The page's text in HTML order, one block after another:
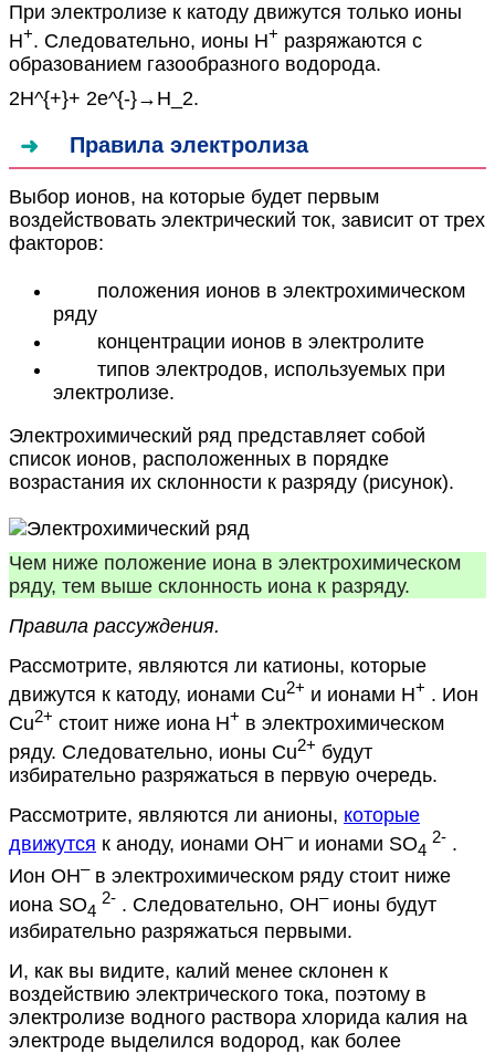
При электролизе к катоду движутся только ионы
Н+. Следовательно, ионы H+ разряжаются с
образованием газообразного водорода.
2H^{+}+ 2e^{-}→H_2.
Правила электролиза
Выбор ионов, на которые будет первым
воздействовать электрический ток, зависит от трех
факторов:
положения ионов в электрохимическом
ряду
концентрации ионов в электролите
типов электродов, используемых при
электролизе.
Электрохимический ряд представляет собой
список ионов, расположенных в порядке
возрастания их склонности к разряду (рисунок).
Чем ниже положение иона в электрохимическом
ряду, тем выше склонность иона к разряду.
Правила рассуждения.
Рассмотрите, являются ли катионы, которые
движутся к катоду, ионами Cu2+ и ионами H+ . Ион
Cu2+ стоит ниже иона H+ в электрохимическом
ряду. Следовательно, ионы Cu2+ будут
избирательно разряжаться в первую очередь.
Рассмотрите, являются ли анионы, которые
движутся к аноду, ионами OH–и ионами SO4
2- .
Ион ОН–в электрохимическом ряду стоит ниже
иона SO4
2- . Следовательно, ОН– ионы будут
избирательно разряжаться первыми.
И, как вы видите, калий менее склонен к
воздействию электрического тока, поэтому в
электролизе водного раствора хлорида калия на
электроде выделился водород, как более